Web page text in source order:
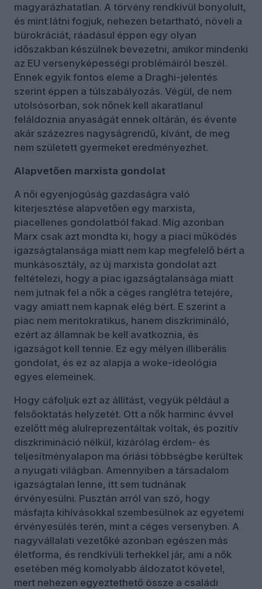
magyarázhatatlan. A törvény rendkívül bonyolult,
és mint látni fogjuk, nehezen betartható, növeli a
bürokráciát, ráadásul éppen egy olyan
időszakban készülnek bevezetni, amikor mindenki
az EU versenyképességi problémáiról beszél.
Ennek egyik fontos eleme a Draghi-jelentés
szerint éppen a túlszabályozás. Végül, de nem
utolsósorban, sok nőnek kell akaratlanul
feláldoznia anyaságát ennek oltárán, és évente
akár százezres nagyságrendű, kívánt, de meg
nem született gyermeket eredményezhet.
Alapvetően marxista gondolat
A női egyenjogúság gazdaságra való
kiterjesztése alapvetően egy marxista,
piacellenes gondolatból fakad. Míg azonban
Marx csak azt mondta ki, hogy a piaci működés
igazságtalansága miatt nem kap megfelelő bért a
munkásosztály, az új marxista gondolat azt
feltételezi, hogy a piac igazságtalansága miatt
nem jutnak fel a nők a céges ranglétra tetejére,
vagy amiatt nem kapnak elég bért. E szerint a
piac nem meritokratikus, hanem diszkrimináló,
ezért az államnak be kell avatkoznia, és
igazságot kell tennie. Ez egy mélyen illiberális
gondolat, és ez az alapja a woke-ideológia
egyes elemeinek.
Hogy cáfoljuk ezt az állítást, vegyük például a
felsőoktatás helyzetét. Ott a nők harminc évvel
ezelőtt még alulreprezentáltak voltak, és pozitív
diszkrimináció nélkül, kizárólag érdem- és
teljesítményalapon ma óriási többségbe kerültek
a nyugati világban. Amennyiben a társadalom
igazságtalan lenne, itt sem tudnának
érvényesülni. Pusztán arról van szó, hogy
másfajta kihívásokkal szembesülnek az egyetemi
érvényesülés terén, mint a céges versenyben. A
nagyvállalati vezetőké azonban egészen más
életforma, és rendkívüli terhekkel jár, ami a nők
esetében még komolyabb áldozatot követel,
mert nehezen egyeztethető össze a családi